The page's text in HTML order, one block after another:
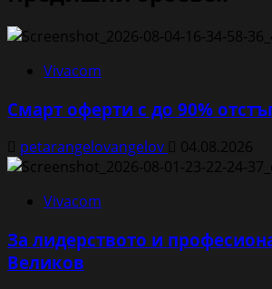
Vivacom
Смарт оферти с до 90%
petarangelovangelov 04.08.2026
Vivacom
За лидерството и
Великов